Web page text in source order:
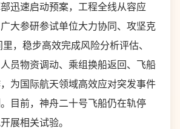
迅速启动预案，工程全线从容应
大参研参试单位大力协同、攻坚克
，稳步高效完成风险分析评估、
员物资调动、乘组换船返回、飞船
为国际航天领域高效应对突发事件
目前，神舟二十号飞船仍在轨停
展相关试验。